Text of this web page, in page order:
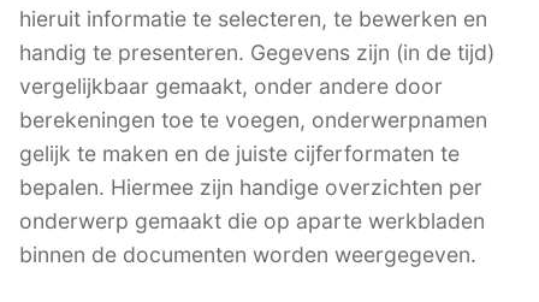
hieruit informatie te selecteren, te bewerken en
handig te presenteren. Gegevens zijn (in de tijd)
vergelijkbaar gemaakt, onder andere door
berekeningen toe te voegen, onderwerpnamen
gelijk te maken en de juiste cijferformaten te
bepalen. Hiermee zijn handige overzichten per
onderwerp gemaakt die op aparte werkbladen
binnen de documenten worden weergegeven.